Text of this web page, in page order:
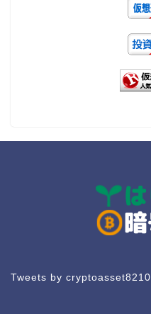
Tweets by cryptoasset8210